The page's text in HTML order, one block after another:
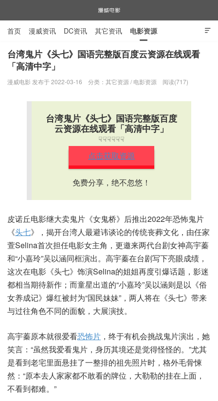
漫威电影

首页 漫威资讯 DC资讯 其它资讯 电影资源
电视剧资源 漫威图片
台湾鬼片《头七》国语完整版百度云资源在线观看
「高清中字」
漫威电影 发布于 2022-03-16 分类： 其它资源 / 电影资源 阅读(717)
台湾鬼片《头七》国语完整版百度
云资源在线观看「高清中字」
☟☟☟☟☟☟
点击获取资源
免费分享，绝不忽悠！
皮诺丘电影继大卖鬼片《女鬼桥》后推出2022年恐怖鬼片
《头七》，揭开台湾人最避讳谈论的传统丧葬文化，由任家
萱Selina首次担任电影女主角，更邀来两代台剧女神高宇蓁
和“小嘉玲”吴以涵同框演出。高宇蓁在台剧写下亮眼成绩，
这次在电影《头七》饰演Selina的姐姐再度引爆话题，影迷
都相当期待新作；而童星出道的“小嘉玲”吴以涵则是以《俗
女养成记》爆红被封为“国民妹妹”，两人将在《头七》带来
与过往角色不同的面貌，大展演技。
高宇蓁原本就很爱看恐怖片 ，终于有机会挑战鬼片演出，她
笑言：“虽然我爱看鬼片，身历其境还是觉得怪怪的。”尤其
是看到老宅里面悬挂了一整排的祖先照片时，格外毛骨悚
然：“原本去人家家都不敢看的牌位，大勒勒的挂在上面，
不看到都难。”